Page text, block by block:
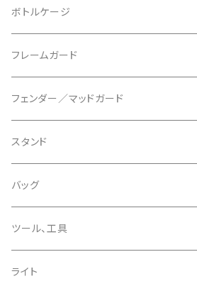
BUSCH＋MULLER/ブッシュ＆ミュラー
CAMELBAK/キャメルバッグ
CERAMIC SPEED/セラミックスピード
CHRIS KING/クリスキング
CHROMAG/クロマグ
CHROME/クローム
CONTINENTAL/コンチネンタル
ブレーキパッド
トップキャップ
ベル
ボトムブラケット
リアディレーラー
チェーン
クリート
29" / 27.5"
〜26"
タイヤインサート
リムテープ
チューブレスバルブ/ バルブキャップ
シーラント
ボトルケージ
フレームガード
フェンダー／マッドガード
スタンド
バッグ
サドルバッグ
サコッシュ
ツール、工具
ライト